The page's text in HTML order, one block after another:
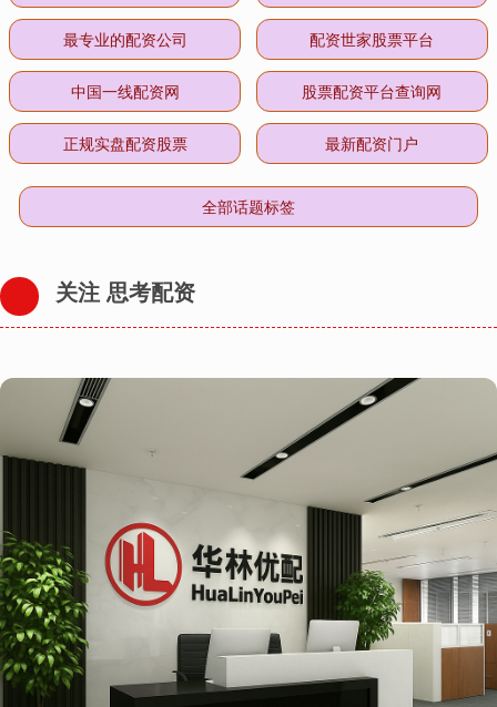
最专业的配资公司 配资世家股票平台
中国一线配资网 股票配资平台查询网
正规实盘配资股票 最新配资门户
全部话题标签
关注 思考配资